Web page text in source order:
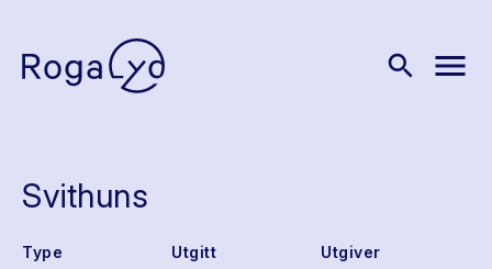
search menu
Svithuns
Type Utgitt Utgiver